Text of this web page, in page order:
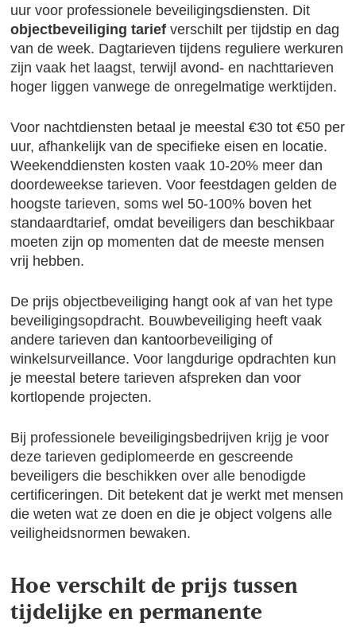
uur voor professionele beveiligingsdiensten. Dit
objectbeveiliging tarief verschilt per tijdstip en dag
van de week. Dagtarieven tijdens reguliere werkuren
zijn vaak het laagst, terwijl avond- en nachttarieven
hoger liggen vanwege de onregelmatige werktijden.
Voor nachtdiensten betaal je meestal €30 tot €50 per
uur, afhankelijk van de specifieke eisen en locatie.
Weekenddiensten kosten vaak 10-20% meer dan
doordeweekse tarieven. Voor feestdagen gelden de
hoogste tarieven, soms wel 50-100% boven het
standaardtarief, omdat beveiligers dan beschikbaar
moeten zijn op momenten dat de meeste mensen
vrij hebben.
De prijs objectbeveiliging hangt ook af van het type
beveiligingsopdracht. Bouwbeveiliging heeft vaak
andere tarieven dan kantoorbeveiliging of
winkelsurveillance. Voor langdurige opdrachten kun
je meestal betere tarieven afspreken dan voor
kortlopende projecten.
Bij professionele beveiligingsbedrijven krijg je voor
deze tarieven gediplomeerde en gescreende
beveiligers die beschikken over alle benodigde
certificeringen. Dit betekent dat je werkt met mensen
die weten wat ze doen en die je object volgens alle
veiligheidsnormen bewaken.
Hoe verschilt de prijs tussen
tijdelijke en permanente